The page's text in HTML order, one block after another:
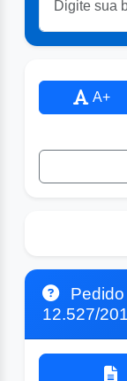
A+
12.527/